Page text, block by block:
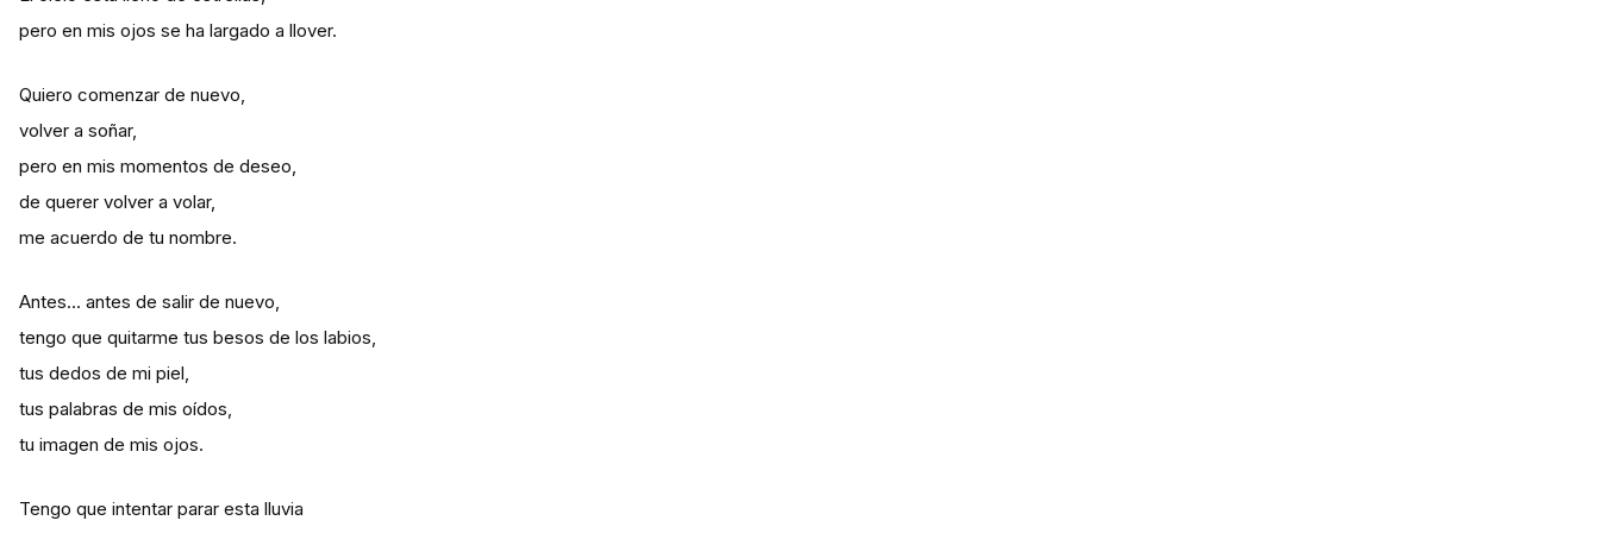
pero en mis ojos se ha largado a llover.
Quiero comenzar de nuevo,
volver a soñar,
pero en mis momentos de deseo,
de querer volver a volar,
me acuerdo de tu nombre.
Antes… antes de salir de nuevo,
tengo que quitarme tus besos de los labios,
tus dedos de mi piel,
tus palabras de mis oídos,
tu imagen de mis ojos.
Tengo que intentar parar esta lluvia